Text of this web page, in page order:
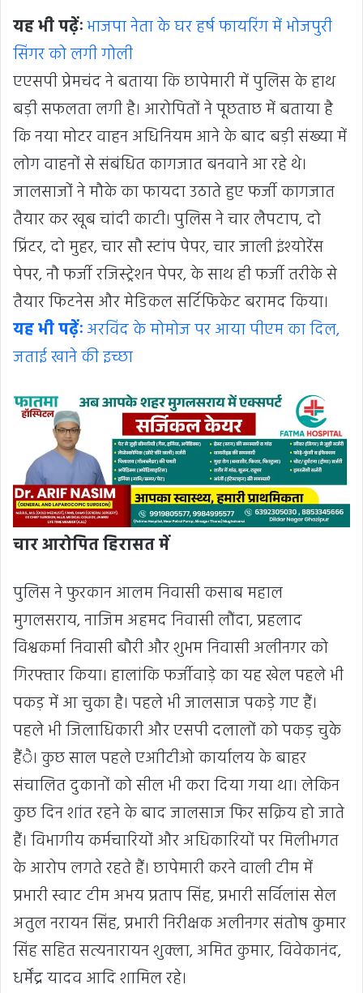
यह भी पढ़ेंःभाजपा नेता के घर हर्ष फायरिंग में भोजपुरी
सिंगर को लगी गोली
एएसपी प्रेमचंद ने बताया कि छापेमारी में पुलिस के हाथ
बड़ी सफलता लगी है। आरोपितों ने पूछताछ में बताया है
कि नया मोटर वाहन अधिनियम आने के बाद बड़ी संख्या में
लोग वाहनों से संबंधित कागजात बनवाने आ रहे थे।
जालसाजों ने मौके का फायदा उठाते हुए फर्जी कागजात
तैयार कर खूब चांदी काटी। पुलिस ने चार लैपटाप, दो
प्रिंटर, दो मुहर, चार सौ स्टांप पेपर, चार जाली इंश्योरेंस
पेपर, नौ फर्जी रजिस्ट्रेशन पेपर, के साथ ही फर्जी तरीके से
तैयार फिटनेस और मेडिकल सर्टिफिकेट बरामद किया।
यह भी पढ़ेंःअरविंद के मोमोज पर आया पीएम का दिल,
जताई खाने की इच्छा
चार आरोपित हिरासत में
पुलिस ने फुरकान आलम निवासी कसाब महाल
मुगलसराय, नाजिम अहमद निवासी लौंदा, प्रहलाद
विश्वकर्मा निवासी बौरी और शुभम निवासी अलीनगर को
गिरफ्तार किया। हालांकि फर्जीवाड़े का यह खेल पहले भी
पकड़ में आ चुका है। पहले भी जालसाज पकड़े गए हैं।
पहले भी जिलाधिकारी और एसपी दलालों को पकड़ चुके
हैंै। कुछ साल पहले एआीटीओ कार्यालय के बाहर
संचालित दुकानों को सील भी करा दिया गया था। लेकिन
कुछ दिन शांत रहने के बाद जालसाज फिर सक्रिय हो जाते
हैं। विभागीय कर्मचारियों और अधिकारियों पर मिलीभगत
के आरोप लगते रहते हैं। छापेमारी करने वाली टीम में
प्रभारी स्वाट टीम अभय प्रताप सिंह, प्रभारी सर्विलांस सेल
अतुल नरायन सिंह, प्रभारी निरीक्षक अलीनगर संतोष कुमार
सिंह सहित सत्यनारायन शुक्ला, अमित कुमार, विवेकानंद,
धर्मेंद्र यादव आदि शामिल रहे।